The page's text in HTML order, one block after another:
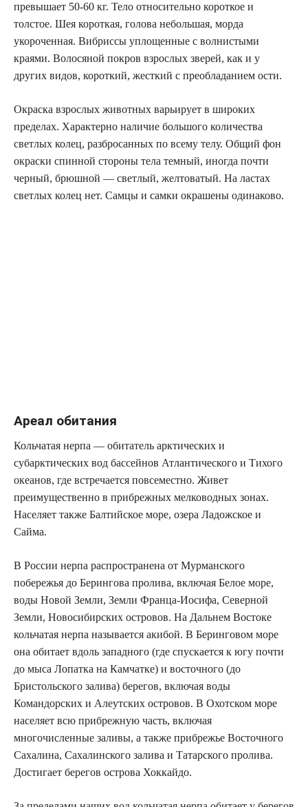
превышает 50-60 кг. Тело относительно короткое и
толстое. Шея короткая, голова небольшая, морда
укороченная. Вибриссы уплощенные с волнистыми
краями. Волосяной покров взрослых зверей, как и у
других видов, короткий, жесткий с преобладанием ости.
Окраска взрослых животных варьирует в широких
пределах. Характерно наличие большого количества
светлых колец, разбросанных по всему телу. Общий фон
окраски спинной стороны тела темный, иногда почти
черный, брюшной — светлый, желтоватый. На ластах
светлых колец нет. Самцы и самки окрашены одинаково.
Ареал обитания
Кольчатая нерпа — обитатель арктических и
субарктических вод бассейнов Атлантического и Тихого
океанов, где встречается повсеместно. Живет
преимущественно в прибрежных мелководных зонах.
Населяет также Балтийское море, озера Ладожское и
Сайма.
В России нерпа распространена от Мурманского
побережья до Берингова пролива, включая Белое море,
воды Новой Земли, Земли Франца-Иосифа, Северной
Земли, Новосибирских островов. На Дальнем Востоке
кольчатая нерпа называется акибой. В Беринговом море
она обитает вдоль западного (где спускается к югу почти
до мыса Лопатка на Камчатке) и восточного (до
Бристольского залива) берегов, включая воды
Командорских и Алеутских островов. В Охотском море
населяет всю прибрежную часть, включая
многочисленные заливы, а также прибрежье Восточного
Сахалина, Сахалинского залива и Татарского пролива.
Достигает берегов острова Хоккайдо.